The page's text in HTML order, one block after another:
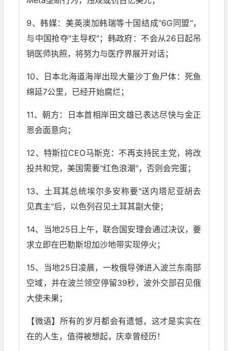
9、韩媒：美英澳加韩瑞等十国结成"6G同盟"，
与中国抢夺"主导权"；韩政府：不会从26日起吊
销医师执照，将努力与医疗界展开对话；
10、日本北海道海岸出现大量沙丁鱼尸体：死鱼
绵延7公里，已经开始腐烂；
11、朝方：日本首相岸田文雄已表达尽快与金正
恩会面意向；
12、特斯拉CEO马斯克：不再支持民主党，将改
投共和党，美国需要"红色浪潮"，否则会完蛋；
13、土耳其总统埃尔多安称要"送内塔尼亚胡去
见真主"后，以色列召见土耳其副大使；
14、当地25日上午，联合国安理会通过决议，要
求立即在巴勒斯坦加沙地带实现停火；
15、当地25日凌晨，一枚俄导弹进入波兰东南部
空域，并在波兰领空停留39秒，波外交部召见俄
大使未果；
【微语】所有的岁月都会有遗憾，这才是实实在
在的人生，值得被想起，庆幸曾经历！